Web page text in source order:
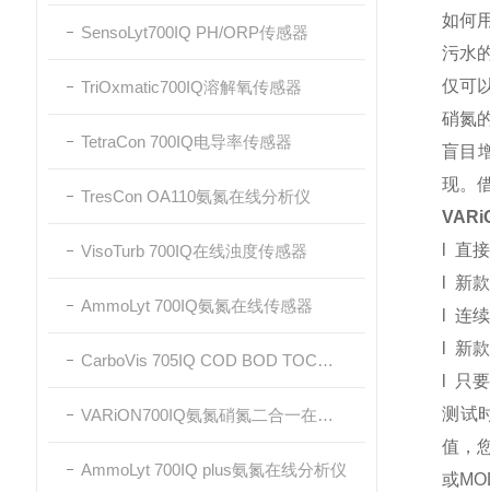
SensoLyt700IQ PH/ORP传感器
TriOxmatic700IQ溶解氧传感器
TetraCon 700IQ电导率传感器
TresCon OA110氨氮在线分析仪
VisoTurb 700IQ在线浊度传感器
AmmoLyt 700IQ氨氮在线传感器
CarboVis 705IQ COD BOD TOC在线传感器
VARiON700IQ氨氮硝氮二合一在线传感器
AmmoLyt 700IQ plus氨氮在线分析仪
如何
污水
仅可
硝氮
盲目
现。
l 直
l 新
l 连
l 新
l 只
测试
值，
或